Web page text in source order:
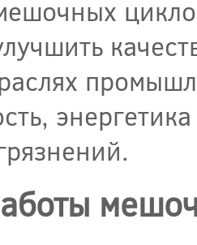
энергетика